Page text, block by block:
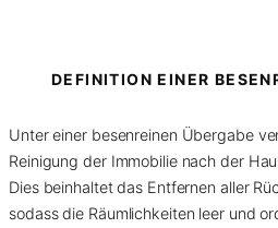
DEFINITION EINER
Unter einer besenreinen Übergabe
Reinigung der Immobilie nach der
Dies beinhaltet das Entfernen aller
sodass die Räumlichkeiten leer und